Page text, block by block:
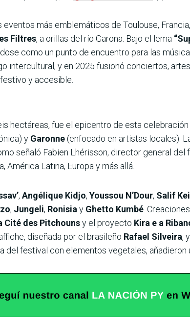
eventos más emblemáticos de Toulouse,
Filtres, a orillas del río Garona. Bajo el lema
como un punto de encuentro para las
intercultural, y en 2025 fusionó conciertos,
y accesible.
hectáreas, fue el epicentro de esta
y Garonne(enfocado en artistas locales).
señaló Fabien Lhérisson, director general
Latina, Europa y más allá.
, Angélique Kidjo, Youssou N’Dour, Salif
, Jungeli, Ronisia y Ghetto Kumbé .
Cité des Pitchounsy el proyecto Kira e a
diseñada por el brasileño Rafael Silveira,
del festival con elementos vegetales, añadieron